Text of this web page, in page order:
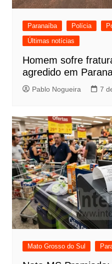
Paranaíba Polícia
Últimas notícias
Homem sofre
agredido em
Pablo Nogueira 7
Mato Grosso do Sul